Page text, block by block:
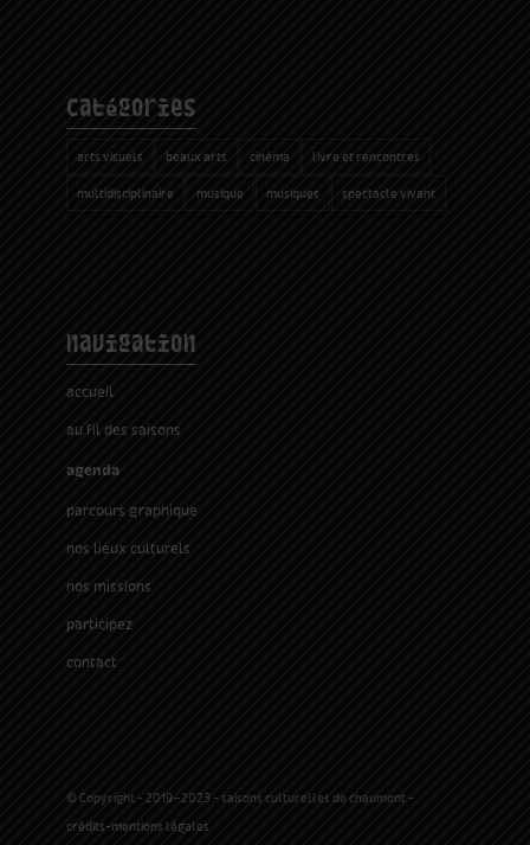
catégories
arts visuels beaux arts cinéma livre et rencontres
multidisciplinaire musique musiques spectacle vivant
navigation
accueil
au fil des saisons
agenda
parcours graphique
nos lieux culturels
nos missions
participez
contact
© Copyright - 2019-2023 - saisons culturelles de chaumont -
crédits-mentions légales